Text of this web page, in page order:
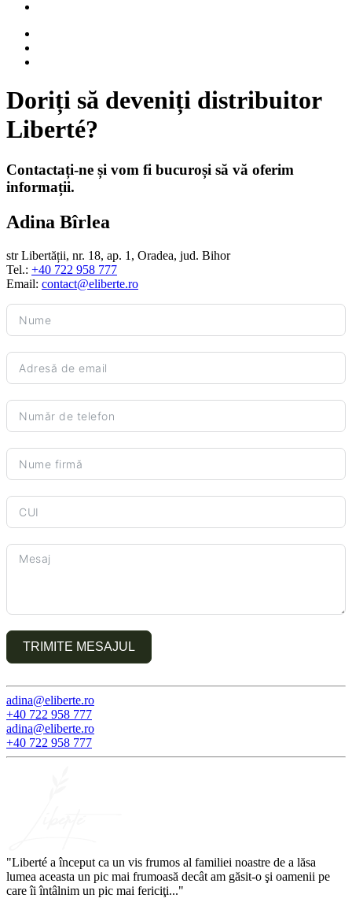
Doriți să deveniți distribuitor
Liberté?
Contactați-ne și vom fi bucuroși să vă oferim
informații.
Adina Bîrlea
str Libertății, nr. 18, ap. 1, Oradea, jud. Bihor
Tel.: +40 722 958 777
Email: contact@eliberte.ro
TRIMITE MESAJUL
adina@eliberte.ro
+40 722 958 777
adina@­eliberte.ro
+40 722 958 777
"Liberté a început ca un vis frumos al familiei noastre de a lăsa
lumea aceasta un pic mai frumoasă decât am găsit-o şi oamenii pe
care îi întâlnim un pic mai fericiţi..."